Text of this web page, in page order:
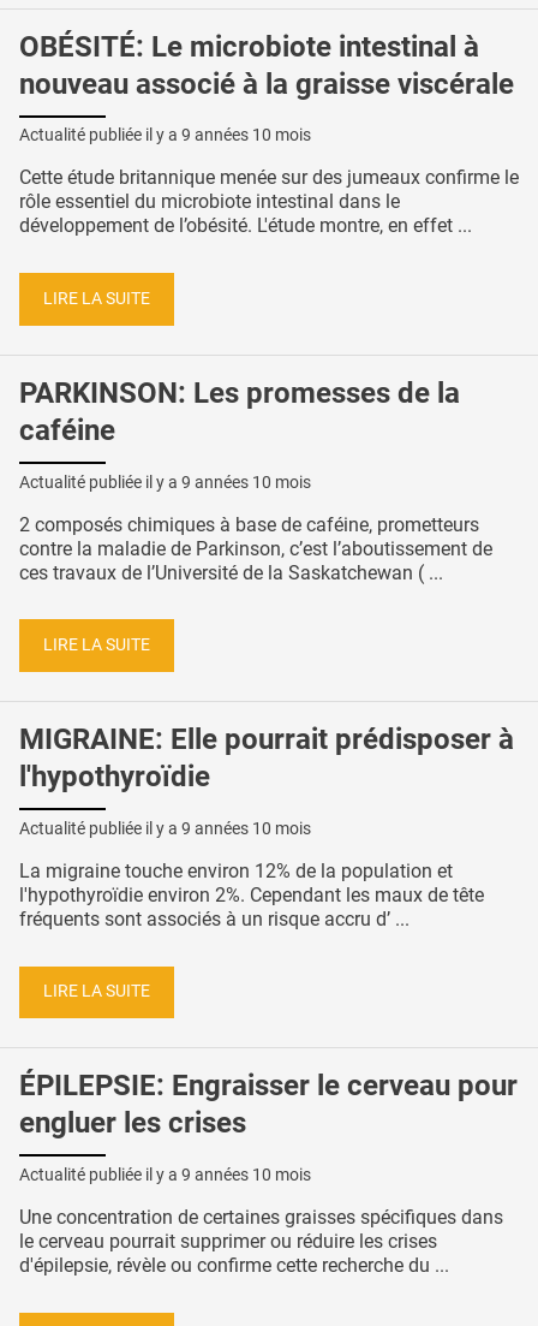
OBÉSITÉ: Le microbiote intestinal à
nouveau associé à la graisse viscérale
Actualité publiée il y a 9 années 10 mois
Cette étude britannique menée sur des jumeaux confirme le
rôle essentiel du microbiote intestinal dans le
développement de l’obésité. L'étude montre, en effet ...
LIRE LA SUITE
PARKINSON: Les promesses de la
caféine
Actualité publiée il y a 9 années 10 mois
2 composés chimiques à base de caféine, prometteurs
contre la maladie de Parkinson, c’est l’aboutissement de
ces travaux de l’Université de la Saskatchewan ( ...
LIRE LA SUITE
MIGRAINE: Elle pourrait prédisposer à
l'hypothyroïdie
Actualité publiée il y a 9 années 10 mois
La migraine touche environ 12% de la population et
l'hypothyroïdie environ 2%. Cependant les maux de tête
fréquents sont associés à un risque accru d’ ...
LIRE LA SUITE
ÉPILEPSIE: Engraisser le cerveau pour
engluer les crises
Actualité publiée il y a 9 années 10 mois
Une concentration de certaines graisses spécifiques dans
le cerveau pourrait supprimer ou réduire les crises
d'épilepsie, révèle ou confirme cette recherche du ...